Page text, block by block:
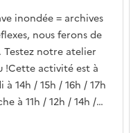
inondée = archives
nous ferons de
Testez notre atelier
!Cette activité est à